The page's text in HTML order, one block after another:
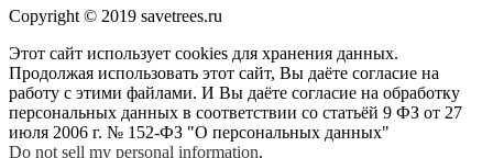
Copyright © 2019 savetrees.ru
Этот сайт использует cookies для хранения данных.
Продолжая использовать этот сайт, Вы даёте согласие на
работу с этими файлами. И Вы даёте согласие на обработку
персональных данных в соответствии со статьёй 9 ФЗ от 27
июля 2006 г. № 152-ФЗ "О персональных данных"
Do not sell my personal information.